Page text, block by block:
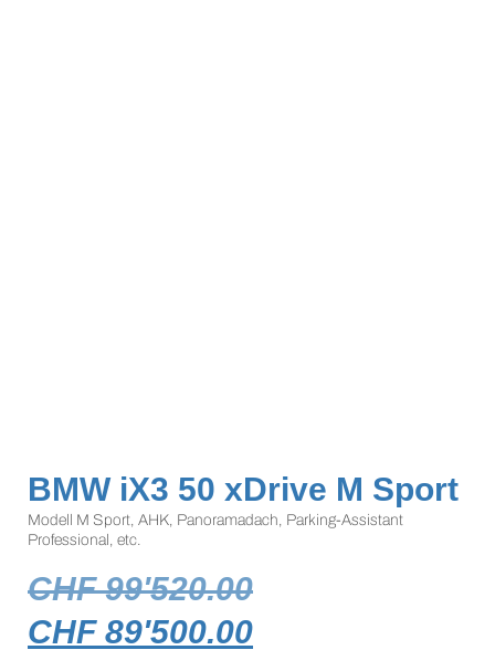
BMW iX3 50 xDrive M Sport
Modell M Sport, AHK, Panoramadach, Parking-Assistant
Professional, etc.
CHF99'520.00
CHF89'500.00